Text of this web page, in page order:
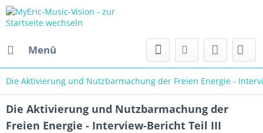
Menü
Die Aktivierung und Nutzbarmachung der Freien Energie -
Die Aktivierung und Nutzbarmachung der
Freien Energie - Interview-Bericht Teil III